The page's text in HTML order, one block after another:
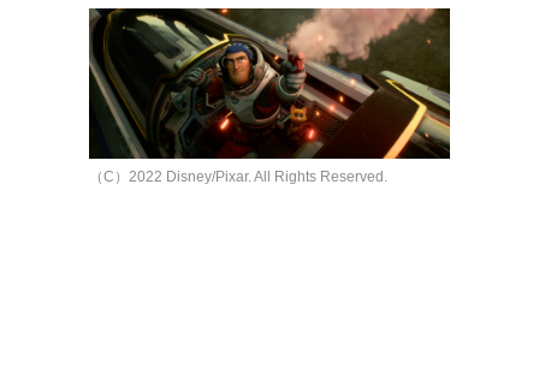
（C）2022 Disney/Pixar. All Rights Reserved.